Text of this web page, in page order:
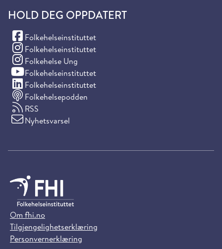
HOLD DEG OPPDATERT
Folkehelseinstituttet
(Facebook)
Folkehelseinstituttet
(Instagram)
Folkehelse Ung
(Instagram)
Folkehelseinstituttet
(YouTube)
Folkehelseinstituttet
(LinkedIn)
Folkehelsepodden
RSS
Nyhetsvarsel
Om fhi.no
Tilgjengelighetserklæring
Personvernerklæring